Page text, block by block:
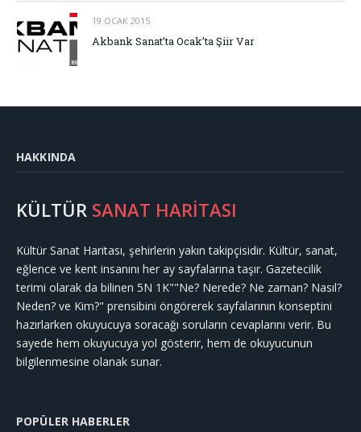
19 OCAK 2015
Akbank Sanat’ta Ocak’ta Şiir Var
HAKKINDA
KÜLTÜR SANAT HARİTASI
Kültür Sanat Haritası, şehirlerin yakın takipçisidir. Kültür, sanat,
eğlence ve kent insanını her ay sayfalarına taşır. Gazetecilik
terimi olarak da bilinen 5N 1K""Ne? Nerede? Ne zaman? Nasıl?
Neden? ve Kim?" prensibini öngörerek sayfalarının konseptini
hazırlarken okuyucuya soracağı soruların cevaplarını verir. Bu
sayede hem okuyucuya yol gösterir, hem de okuyucunun
bilgilenmesine olanak sunar.
POPÜLER HABERLER